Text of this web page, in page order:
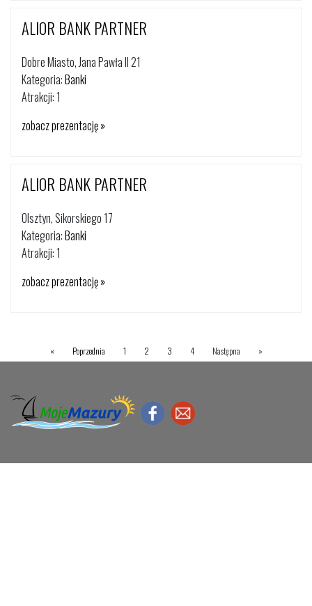
ALIOR BANK PARTNER
Dobre Miasto, Jana Pawła II 21
Kategoria:Banki
Atrakcji: 1
zobacz prezentację »
ALIOR BANK PARTNER
Olsztyn, Sikorskiego 17
Kategoria:Banki
Atrakcji: 1
zobacz prezentację »
« Poprzednia 1 2 3 4 Następna »